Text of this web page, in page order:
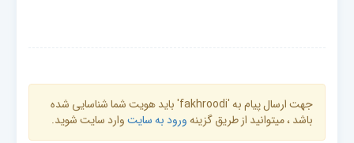
جهت ارسال پیام به 'fakhroodi' باید هویت شما شناسایی شده
باشد ، میتوانید از طریق گزینهورود به سایتوارد سایت شوید.